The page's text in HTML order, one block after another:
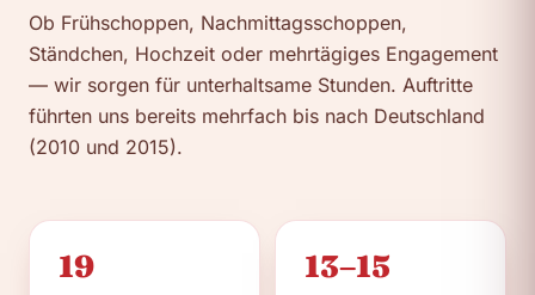
Ob Frühschoppen, Nachmittagsschoppen,
Ständchen, Hochzeit oder mehrtägiges Engagement
— wir sorgen für unterhaltsame Stunden. Auftritte
führten uns bereits mehrfach bis nach Deutschland
(2010 und 2015).
19 13–15